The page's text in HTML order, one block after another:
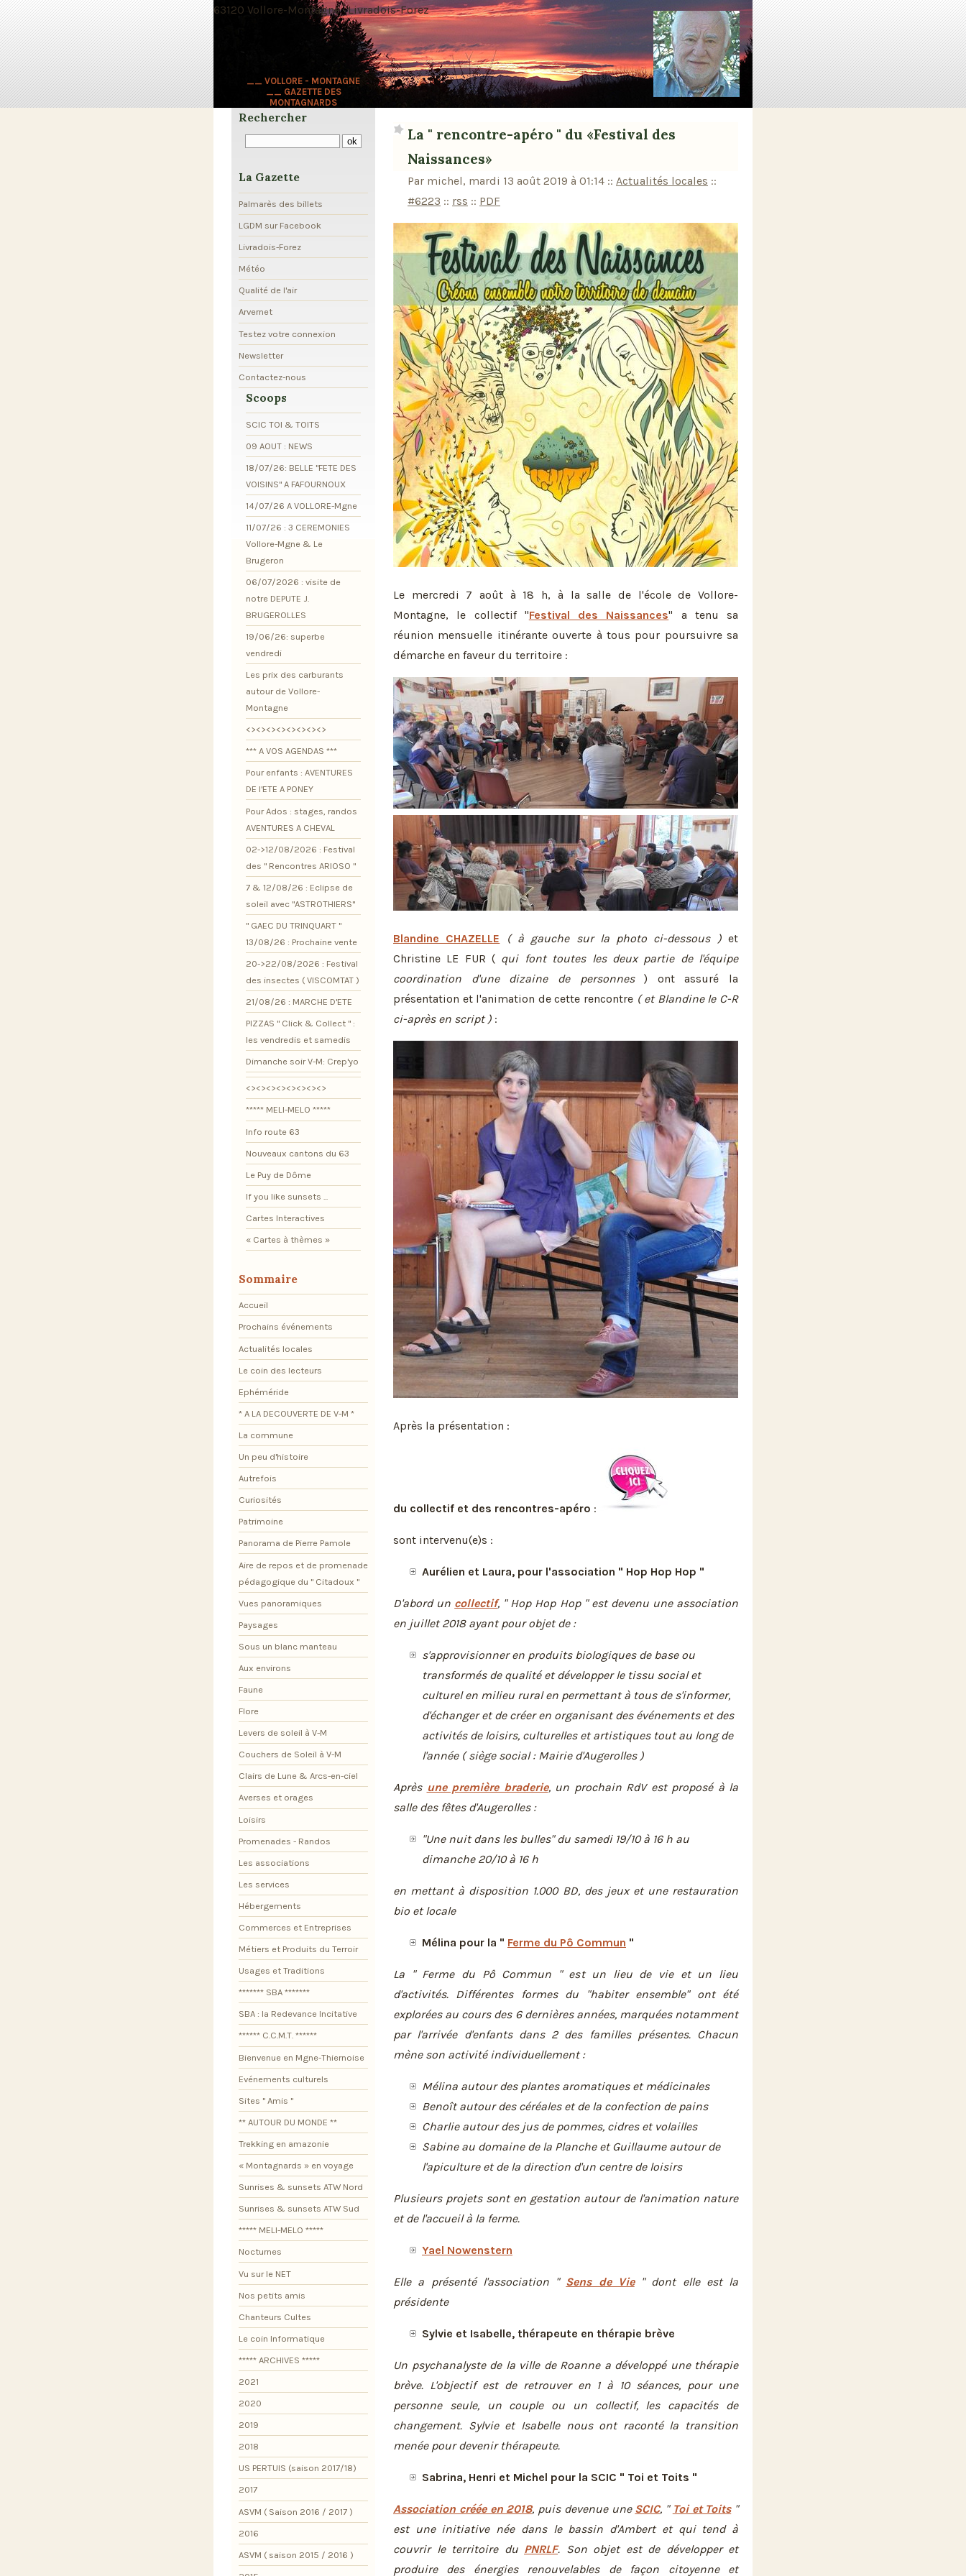
__ VOLLORE - MONTAGNE
__ GAZETTE DES
MONTAGNARDS
63120 Vollore-Montagne · Livradois-Forez
La " rencontre-apéro " du «Festival des
Naissances»
Par michel, mardi 13 août 2019 à 01:14 :: Actualités locales ::
#6223 :: rss :: PDF
Le mercredi 7 août à 18 h, à la salle de l'école de Vollore-
Montagne, le collectif "Festival des Naissances" a tenu sa
réunion mensuelle itinérante ouverte à tous pour poursuivre sa
démarche en faveur du territoire :
Blandine CHAZELLE ( à gauche sur la photo ci-dessous )et
Christine LE FUR ( qui font toutes les deux partie de l'équipe
coordination d'une dizaine de personnes) ont assuré la
présentation et l'animation de cette rencontre ( et Blandine le C-R
ci-après en script ) :
Après la présentation :
du collectif et des rencontres-apéro :
sont intervenu(e)s :
Aurélien et Laura, pour l'association " Hop Hop Hop "
D'abord un collectif, " Hop Hop Hop " est devenu une association
en juillet 2018 ayant pour objet de :
s'approvisionner en produits biologiques de base ou
transformés de qualité et développer le tissu social et
culturel en milieu rural en permettant à tous de s'informer,
d'échanger et de créer en organisant des événements et des
activités de loisirs, culturelles et artistiques tout au long de
l'année ( siège social : Mairie d'Augerolles )
Après une première braderie, un prochain RdV est proposé à la
salle des fêtes d'Augerolles :
"Une nuit dans les bulles" du samedi 19/10 à 16 h au
dimanche 20/10 à 16 h
en mettant à disposition 1.000 BD, des jeux et une restauration
bio et locale
Mélina pour la " Ferme du Pô Commun "
La " Ferme du Pô Commun " est un lieu de vie et un lieu
d'activités. Différentes formes du "habiter ensemble" ont été
explorées au cours des 6 dernières années, marquées notamment
par l'arrivée d'enfants dans 2 des familles présentes. Chacun
mène son activité individuellement :
Mélina autour des plantes aromatiques et médicinales
Benoît autour des céréales et de la confection de pains
Charlie autour des jus de pommes, cidres et volailles
Sabine au domaine de la Planche et Guillaume autour de
l'apiculture et de la direction d'un centre de loisirs
Plusieurs projets sont en gestation autour de l'animation nature
et de l'accueil à la ferme.
Yael Nowenstern
Elle a présenté l'association " Sens de Vie" dont elle est la
présidente
Sylvie et Isabelle, thérapeute en thérapie brève
Un psychanalyste de la ville de Roanne a développé une thérapie
brève. L'objectif est de retrouver en 1 à 10 séances, pour une
personne seule, un couple ou un collectif, les capacités de
changement. Sylvie et Isabelle nous ont raconté la transition
menée pour devenir thérapeute.
Sabrina, Henri et Michel pour la SCIC " Toi et Toits "
Association créée en 2018, puis devenue une SCIC, " Toi et Toits"
est une initiative née dans le bassin d'Ambert et qui tend à
couvrir le territoire du PNRLF. Son objet est de développer et
produire des énergies renouvelables de façon citoyenne et
Rechercher
La Gazette
Palmarès des billets
LGDM sur Facebook
Livradois-Forez
Météo
Qualité de l'air
Arvernet
Testez votre connexion
Newsletter
Contactez-nous
Scoops
SCIC TOI & TOITS
09 AOUT : NEWS
18/07/26: BELLE "FETE DES
VOISINS" A FAFOURNOUX
14/07/26 A VOLLORE-Mgne
11/07/26 : 3 CEREMONIES
Vollore-Mgne & Le
Brugeron
06/07/2026 : visite de
notre DEPUTE J.
BRUGEROLLES
19/06/26: superbe
vendredi
Les prix des carburants
autour de Vollore-
Montagne
<><><><><><><><>
*** A VOS AGENDAS ***
Pour enfants : AVENTURES
DE l'ETE A PONEY
Pour Ados : stages, randos
AVENTURES A CHEVAL
02->12/08/2026 : Festival
des " Rencontres ARIOSO "
7 & 12/08/26 : Eclipse de
soleil avec "ASTROTHIERS"
" GAEC DU TRINQUART "
13/08/26 : Prochaine vente
20->22/08/2026 : Festival
des insectes ( VISCOMTAT )
21/08/26 : MARCHE D'ETE
PIZZAS " Click & Collect " :
les vendredis et samedis
Dimanche soir V-M: Crep'yo
<><><><><><><><>
***** MELI-MELO *****
Info route 63
Nouveaux cantons du 63
Le Puy de Dôme
If you like sunsets ...
Cartes Interactives
« Cartes à thèmes »
Sommaire
Accueil
Prochains événements
Actualités locales
Le coin des lecteurs
Ephéméride
* A LA DECOUVERTE DE V-M *
La commune
Un peu d'histoire
Autrefois
Curiosités
Patrimoine
Panorama de Pierre Pamole
Aire de repos et de promenade
pédagogique du " Citadoux "
Vues panoramiques
Paysages
Sous un blanc manteau
Aux environs
Faune
Flore
Levers de soleil à V-M
Couchers de Soleil à V-M
Clairs de Lune & Arcs-en-ciel
Averses et orages
Loisirs
Promenades - Randos
Les associations
Les services
Hébergements
Commerces et Entreprises
Métiers et Produits du Terroir
Usages et Traditions
******* SBA *******
SBA : la Redevance Incitative
****** C.C.M.T. ******
Bienvenue en Mgne-Thiernoise
Evénements culturels
Sites " Amis "
** AUTOUR DU MONDE **
Trekking en amazonie
« Montagnards » en voyage
Sunrises & sunsets ATW Nord
Sunrises & sunsets ATW Sud
***** MELI-MELO *****
Nocturnes
Vu sur le NET
Nos petits amis
Chanteurs Cultes
Le coin Informatique
***** ARCHIVES *****
2021
2020
2019
2018
US PERTUIS (saison 2017/18)
2017
ASVM ( Saison 2016 / 2017 )
2016
ASVM ( saison 2015 / 2016 )